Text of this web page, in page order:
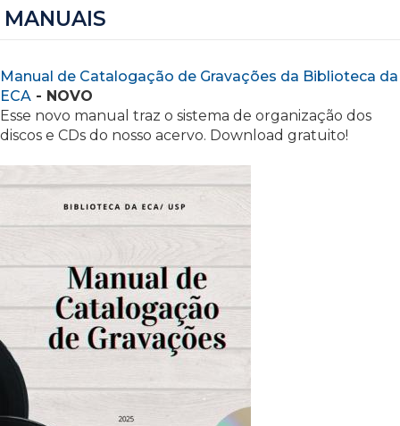
MANUAIS
Manual de Catalogação de Gravações da Biblioteca da
ECA - NOVO
Esse novo manual traz o sistema de organização dos
discos e CDs do nosso acervo. Download gratuito!